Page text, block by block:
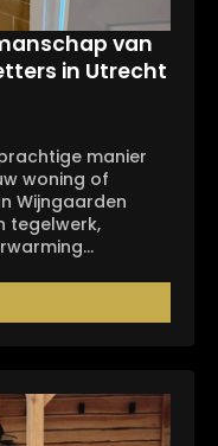
van
in Utrecht
manier
woning of
Wijngaarden
tegelwerk,